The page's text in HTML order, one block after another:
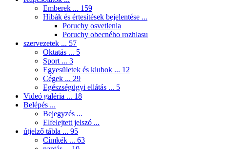
Emberek ... 159
Hibák és értesítések bejelentése ...
Poruchy osvetlenia
Poruchy obecného rozhlasu
szervezetek ... 57
Oktatás ... 5
Sport ... 3
Egyesületek és klubok ... 12
Cégek ... 29
Egészségügyi ellátás ... 5
Videó galéria ... 18
Belépés ...
Bejegyzés ...
Elfelejtett jelszó ...
útjelző tábla ... 95
Címkék ... 63